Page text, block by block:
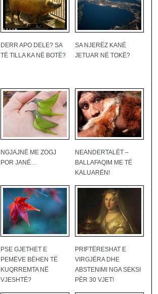
DERR APO DELE? SA
TË TILLA KA NË BOTË?
SA NJERËZ KANË
JETUAR NË TOKË?
NGJAJNË ME ZOGJ
POR JANË…
NEANDERTALËT –
BALLAFAQIM ME TË
KALUARËN!
PSE GJETHET E
PEMËVE BËHEN TË
KUQRREMTA NË
VJESHTË?
PRIFTËRESHAT E
VIRGJËRA DHE
ABSTENIMI NGA SEKSI
PËR 30 VJET!